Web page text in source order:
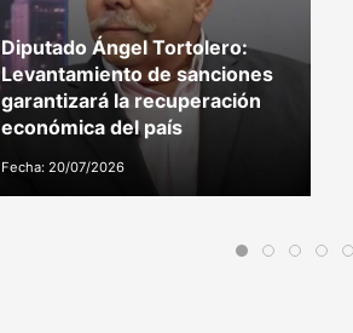
Diputado Ángel Tortolero:
Levantamiento de sanciones
garantizará la recuperación
económica del país
Fecha: 20/07/2026